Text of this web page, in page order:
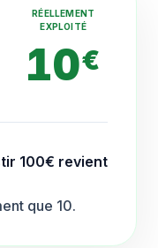
RÉELLEMENT
EXPLOITÉ
10€
100€ revient
que 10.